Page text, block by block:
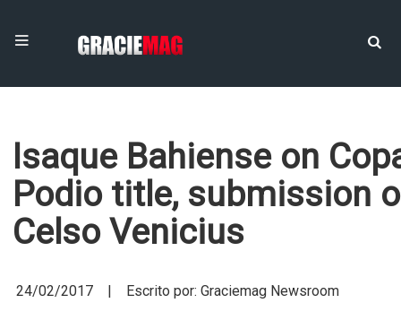
Isaque Bahiense on
Podio title, submission
Celso Venicius
24/02/2017 | Escrito por: Graciemag Newsroom